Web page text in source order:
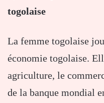
togolaise
La femme togolaise
économie togolaise.
agriculture, le
de la banque mondial